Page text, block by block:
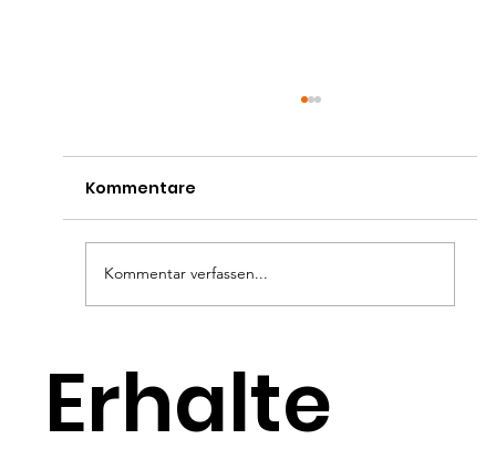
über Protatakrebs
Kommentare
Kommentar verfassen...
Erhalte